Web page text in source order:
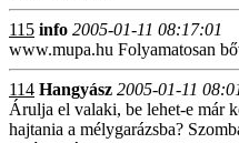
115 info 2005-01-11 08:17:01
www.mupa.hu Folyamatosan
114 Hangyász 2005-01-11
Árulja el valaki, be lehet-e már
hajtania a mélygarázsba?